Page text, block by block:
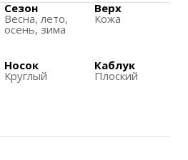
доставки при условии,
Сезон
Весна, лето,
осень, зима
Верх
Кожа
Носок
Круглый
Каблук
Плоский